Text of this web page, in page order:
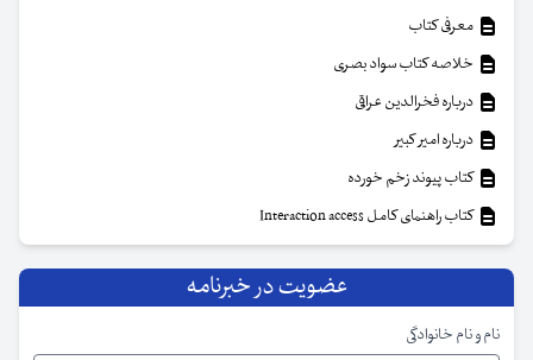
معرفی کتاب
خلاصه کتاب سواد بصری
درباره فخرالدین عراقی
درباره امیر کبیر
کتاب پیوند زخم خورده
کتاب راهنمای کامل Interaction access
عضویت در خبرنامه
نام و نام خانوادگی